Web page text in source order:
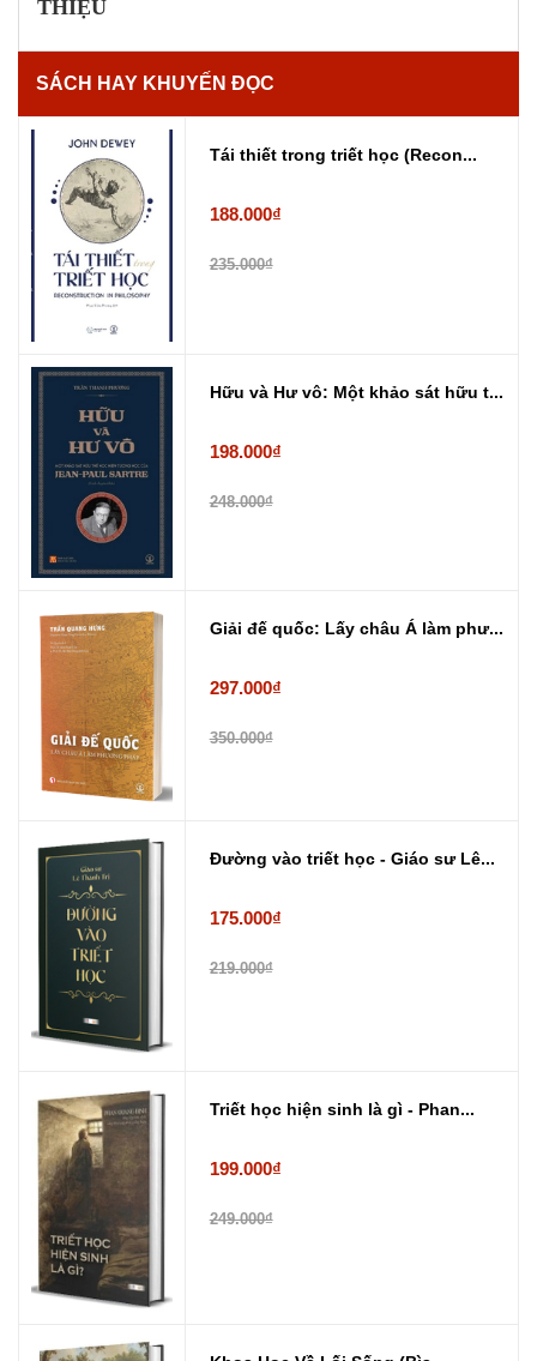
THIỆU
SÁCH HAY KHUYẾN ĐỌC
Tái thiết trong triết học (Recon...
188.000₫
235.000₫
Hữu và Hư vô: Một khảo sát hữu t...
198.000₫
248.000₫
Giải đế quốc: Lấy châu Á làm phư...
297.000₫
350.000₫
Đường vào triết học - Giáo sư Lê...
175.000₫
219.000₫
Triết học hiện sinh là gì - Phan...
199.000₫
249.000₫